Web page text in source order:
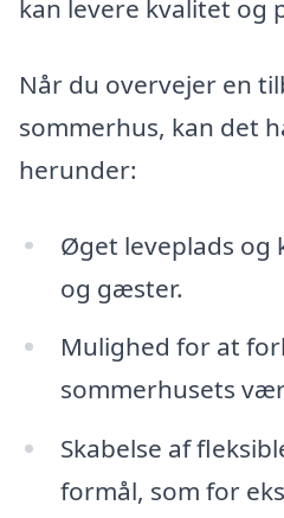
kan levere kvalitet og
Når du overvejer en
sommerhus, kan det
herunder:
Øget leveplads og
og gæster.
Mulighed for at
sommerhusets
Skabelse af
formål, som for